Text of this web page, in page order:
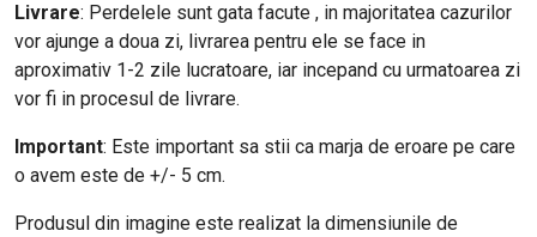
Livrare: Perdelele sunt gata facute , in majoritatea cazurilor
vor ajunge a doua zi, livrarea pentru ele se face in
aproximativ 1-2 zile lucratoare, iar incepand cu urmatoarea zi
vor fi in procesul de livrare.
Important: Este important sa stii ca marja de eroare pe care
o avem este de +/- 5 cm.
Produsul din imagine este realizat la dimensiunile de